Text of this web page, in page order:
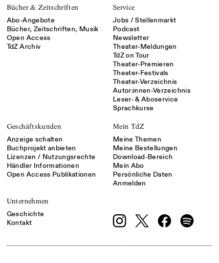
Bücher & Zeitschriften
Abo-Angebote
Bücher, Zeitschriften, Musik
Open Access
TdZ Archiv
Service
Jobs / Stellenmarkt
Podcast
Newsletter
Theater-Meldungen
TdZ on Tour
Theater-Premieren
Theater-Festivals
Theater-Verzeichnis
Autor:innen-Verzeichnis
Leser- & Aboservice
Sprachkurse
Geschäftskunden
Anzeige schalten
Buchprojekt anbieten
Lizenzen / Nutzungsrechte
Händler Informationen
Open Access Publikationen
Mein TdZ
Meine Themen
Meine Bestellungen
Download-Bereich
Mein Abo
Persönliche Daten
Anmelden
Unternehmen
Geschichte
Kontakt